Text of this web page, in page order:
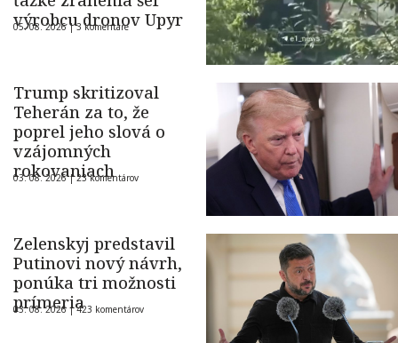
výrobcu dronov Upyr
05. 08. 2026 |3 komentáre
Trump skritizoval
Teherán za to, že
poprel jeho slová o
vzájomných
rokovaniach
03. 08. 2026 |23 komentárov
Zelenskyj predstavil
Putinovi nový návrh,
ponúka tri možnosti
prímeria
03. 08. 2026 |423 komentárov